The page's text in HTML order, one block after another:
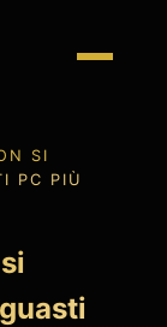
SI
PC PIÙ